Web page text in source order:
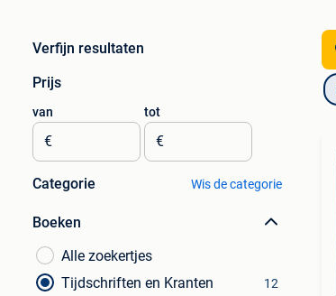
Verfijn resultaten
Prijs
van
€
tot
€
Categorie Wis de categorie
Boeken
Alle zoekertjes
Tijdschriften en Kranten
12